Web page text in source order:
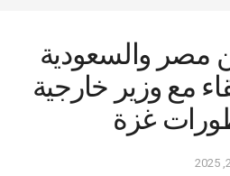
مصر والسعودية
مع وزير خارجية
غزة